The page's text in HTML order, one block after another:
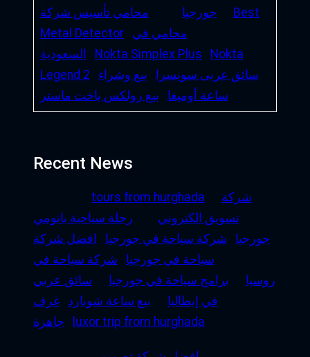
جورجيا
محامي تأسيس شركة
Best
Metal Detector
محامي في
السعودية
Nokta Simplex Plus
Nokta
Legend 2
سائق عربى سويسرا
بيع وشراء
ساعة أوميغا
بيع رولكس ياخت ماستر
Recent News
tours from hurghada
شركة
تسويق الكتروني
رحلة سياحية باتومي
جورجيا
شركة سياحة في جورجيا
افضل شركة
سياحة في جورجيا
شركة سياحة في
روسيا
برامج سياحة في جورجيا
سائق عربي
في إيطاليا
بيع ساعة شوبارد
غرف
جاهزة
luxor trip from hurghada